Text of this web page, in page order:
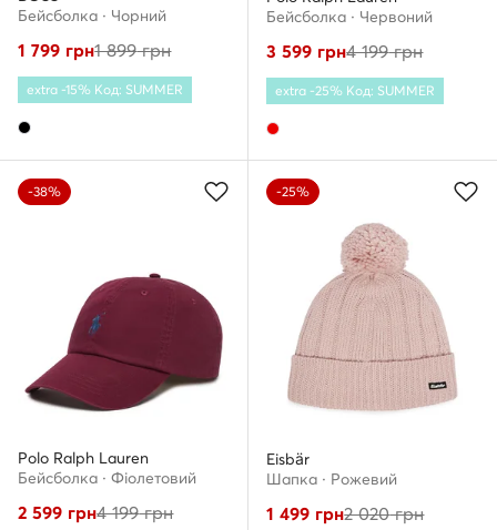
Бейсболка · Чорний
1 799 грн1 899грн
extra -15% Код: SUMMER
Бейсболка · Червоний
3 599 грн4 199грн
extra -25% Код: SUMMER
-38%
Polo Ralph Lauren
Бейсболка · Фіолетовий
2 599 грн4 199грн
-25%
Eisbär
Шапкa · Рожевий
1 499 грн2 020грн